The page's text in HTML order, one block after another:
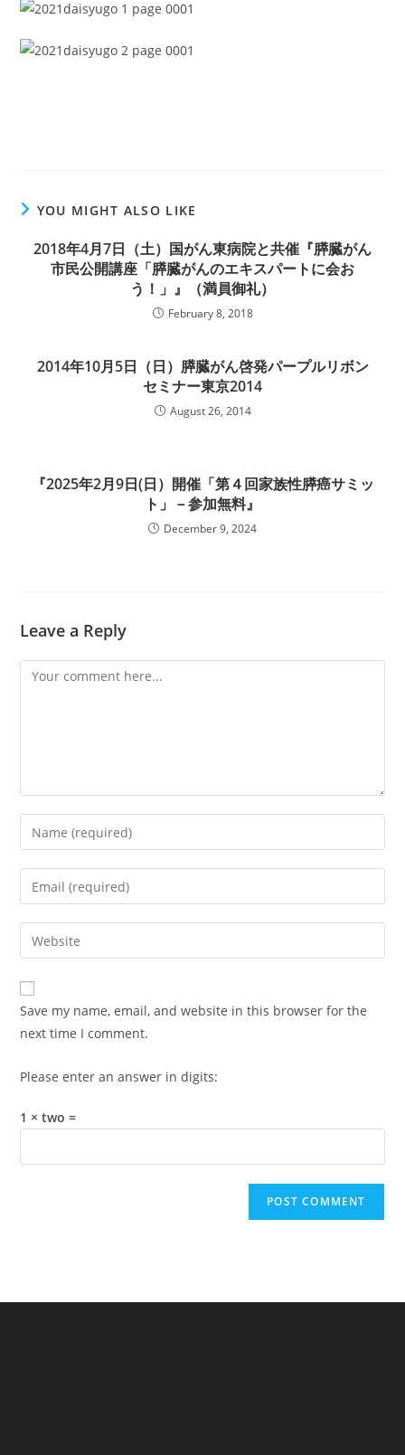
YOU MIGHT ALSO LIKE
2018年4月7日（土）国がん東病院と共催『膵臓がん
市民公開講座「膵臓がんのエキスパートに会お
う！」』（満員御礼）
February 8, 2018
2014年10月5日（日）膵臓がん啓発パープルリボン
セミナー東京2014
August 26, 2014
『2025年2月9日(日）開催「第４回家族性膵癌サミッ
ト」－参加無料』
December 9, 2024
Leave a Reply
Comment
Enter
your
name
comment
Enter
your
email
address
comment
Enter
your
website
URL
(optional)
Save my name, email, and website in this browser for the
next time I comment.
Please enter an answer in digits:
1 × two =